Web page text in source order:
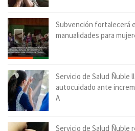
Subvención fortalecerá
manualidades para
Servicio de Salud Ñuble
autocuidado ante
A
Servicio de Salud Ñuble